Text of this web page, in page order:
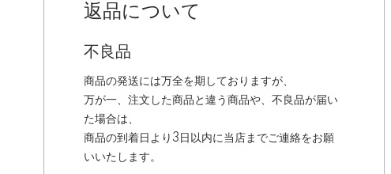
返品について
不良品
商品の発送には万全を期しておりますが、
万が一、注文した商品と違う商品や、不良品が届い
た場合は、
商品の到着日より3日以内に当店までご連絡をお願
いいたします。